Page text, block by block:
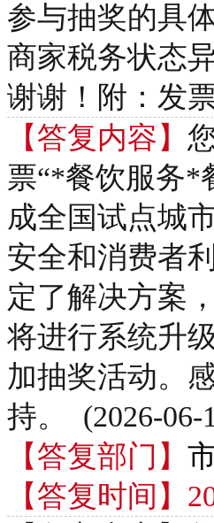
参与抽奖的具
商家税务状态
谢谢！附：发
【答复内容】
票“*餐饮服务*
成全国试点城
安全和消费者
定了解决方案
将进行系统升
加抽奖活动。
持。 (2026-06-
【答复部门】
【答复时间】